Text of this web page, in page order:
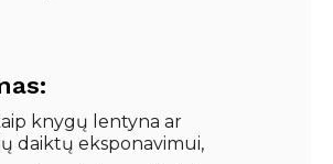
knygų lentyna ar
daiktų eksponavimui,